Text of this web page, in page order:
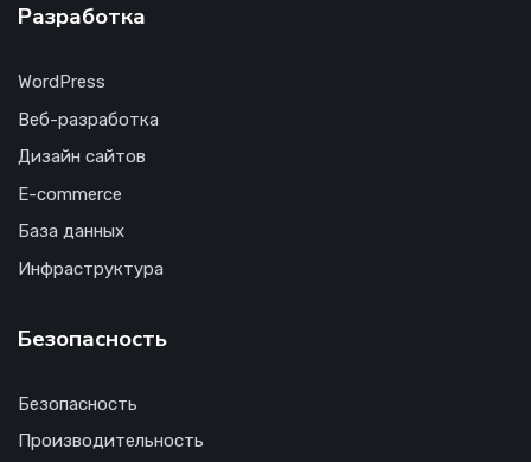
Разработка
WordPress
Веб-разработка
Дизайн сайтов
E-commerce
База данных
Инфраструктура
Безопасность
Безопасность
Производительность